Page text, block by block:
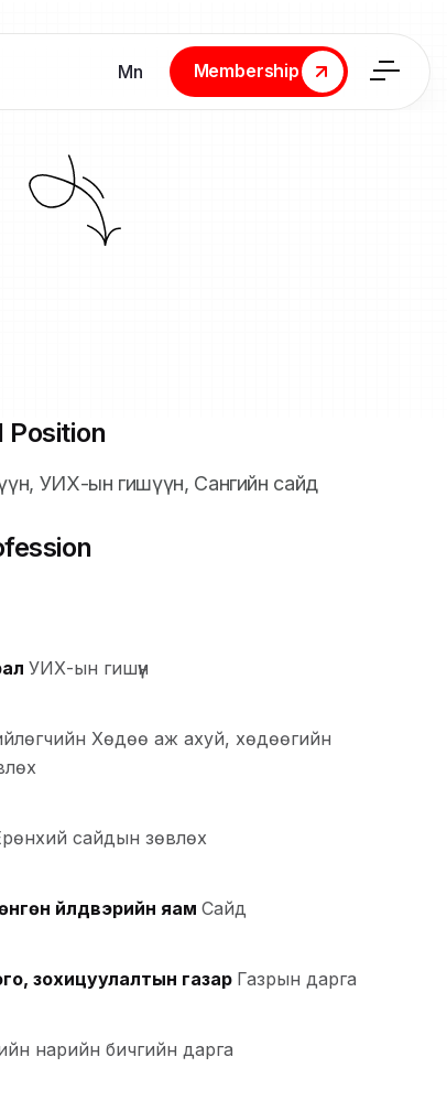
Мn
Membership
Membership
Position
УИХ-ын гишүүн, Сангийн сайд
УИХ-ын гишүүн
Хөдөө аж ахуй, хөдөөгийн
сайдын зөвлөх
үйлдвэрийн яам Сайд
зохицуулалтын газар Газрын дарга
нарийн бичгийн дарга